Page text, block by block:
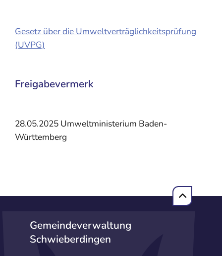
Gesetz über die Umweltverträglichkeitsprüfung
(UVPG)
Freigabevermerk
28.05.2025 Umweltministerium Baden-
Württemberg
Gemeindeverwaltung
Schwieberdingen